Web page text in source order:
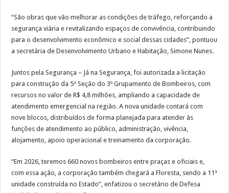
“São obras que vão melhorar as condições de tráfego, reforçando a
segurança viária e revitalizando espaços de convivência, contribuindo
para o desenvolvimento econômico e social dessas cidades”, pontuou
a secretária de Desenvolvimento Urbano e Habitação, Simone Nunes.
Juntos pela Segurança – Já na Segurança, foi autorizada a licitação
para construção da 5ª Seção do 3º Grupamento de Bombeiros, com
recursos no valor de R$ 4,8 milhões, ampliando a capacidade de
atendimento emergencial na região. A nova unidade contará com
nove blocos, distribuídos de forma planejada para atender às
funções de atendimento ao público, administração, vivência,
alojamento, apoio operacional e treinamento da corporação.
“Em 2026, teremos 660 novos bombeiros entre praças e oficiais e,
com essa ação, a corporação também chegará a Floresta, sendo a 11ª
unidade construída no Estado”, enfatizou o secretário de Defesa